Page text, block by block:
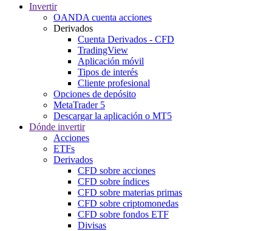
Invertir
OANDA cuenta acciones
Derivados
Cuenta Derivados - CFD
TradingView
Aplicación móvil
Tipos de interés
Cliente profesional
Opciones de depósito
MetaTrader 5
Descargar la aplicación o MT5
Dónde invertir
Acciones
ETFs
Derivados
CFD sobre acciones
CFD sobre índices
CFD sobre materias primas
CFD sobre criptomonedas
CFD sobre fondos ETF
Divisas